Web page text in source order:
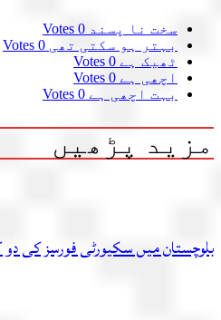
سخت نا پسند 0 Votes
بہتر ہو سکتی تھی 0 Votes
ٹھیک ہے 0 Votes
اچھی ہے 0 Votes
بہت اچھی ہے 0 Votes
مزید پڑھیں
بلوچستان میں سکیورٹی فورسز کی دو کارروائیاں، 12 دہشتگرد